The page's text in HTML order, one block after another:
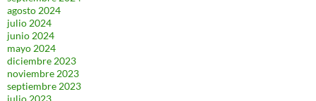
agosto 2024
julio 2024
junio 2024
mayo 2024
diciembre 2023
noviembre 2023
septiembre 2023
julio 2023